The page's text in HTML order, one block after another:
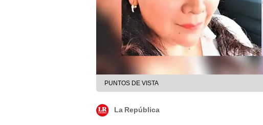
PUNTOS DE VISTA
La República